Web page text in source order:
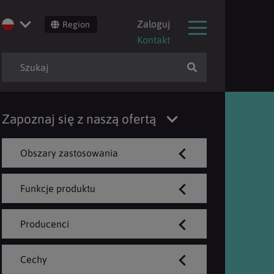
Region
Zaloguj
Kontakt
Zapoznaj się z naszą ofertą
Obszary zastosowania
Funkcje produktu
Producenci
Cechy